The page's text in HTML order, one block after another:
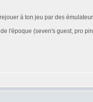
à ton jeu par des
l'époque (seven's guest, pro